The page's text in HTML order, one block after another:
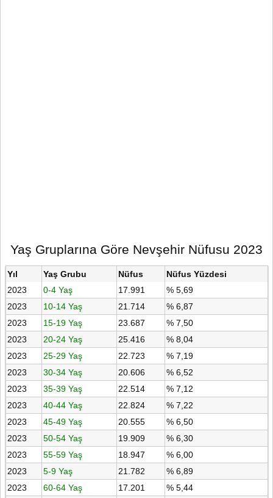
Yaş Gruplarına Göre Nevşehir Nüfusu 2023
Yıl Yaş Grubu Nüfus
Nüfus Yüzdesi
2023
0-4 Yaş 17.991
% 5,69
2023
10-14 Yaş 21.714
% 6,87
2023
15-19 Yaş 23.687
% 7,50
2023
20-24 Yaş 25.416
% 8,04
2023
25-29 Yaş 22.723
% 7,19
2023
30-34 Yaş 20.606
% 6,52
2023
35-39 Yaş 22.514
% 7,12
2023
40-44 Yaş 22.824
% 7,22
2023
45-49 Yaş 20.555
% 6,50
2023
50-54 Yaş 19.909
% 6,30
2023
55-59 Yaş 18.947
% 6,00
2023
5-9 Yaş 21.782
% 6,89
2023
60-64 Yaş 17.201
% 5,44